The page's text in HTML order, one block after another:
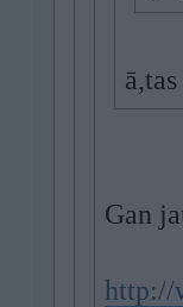
Gan
http://